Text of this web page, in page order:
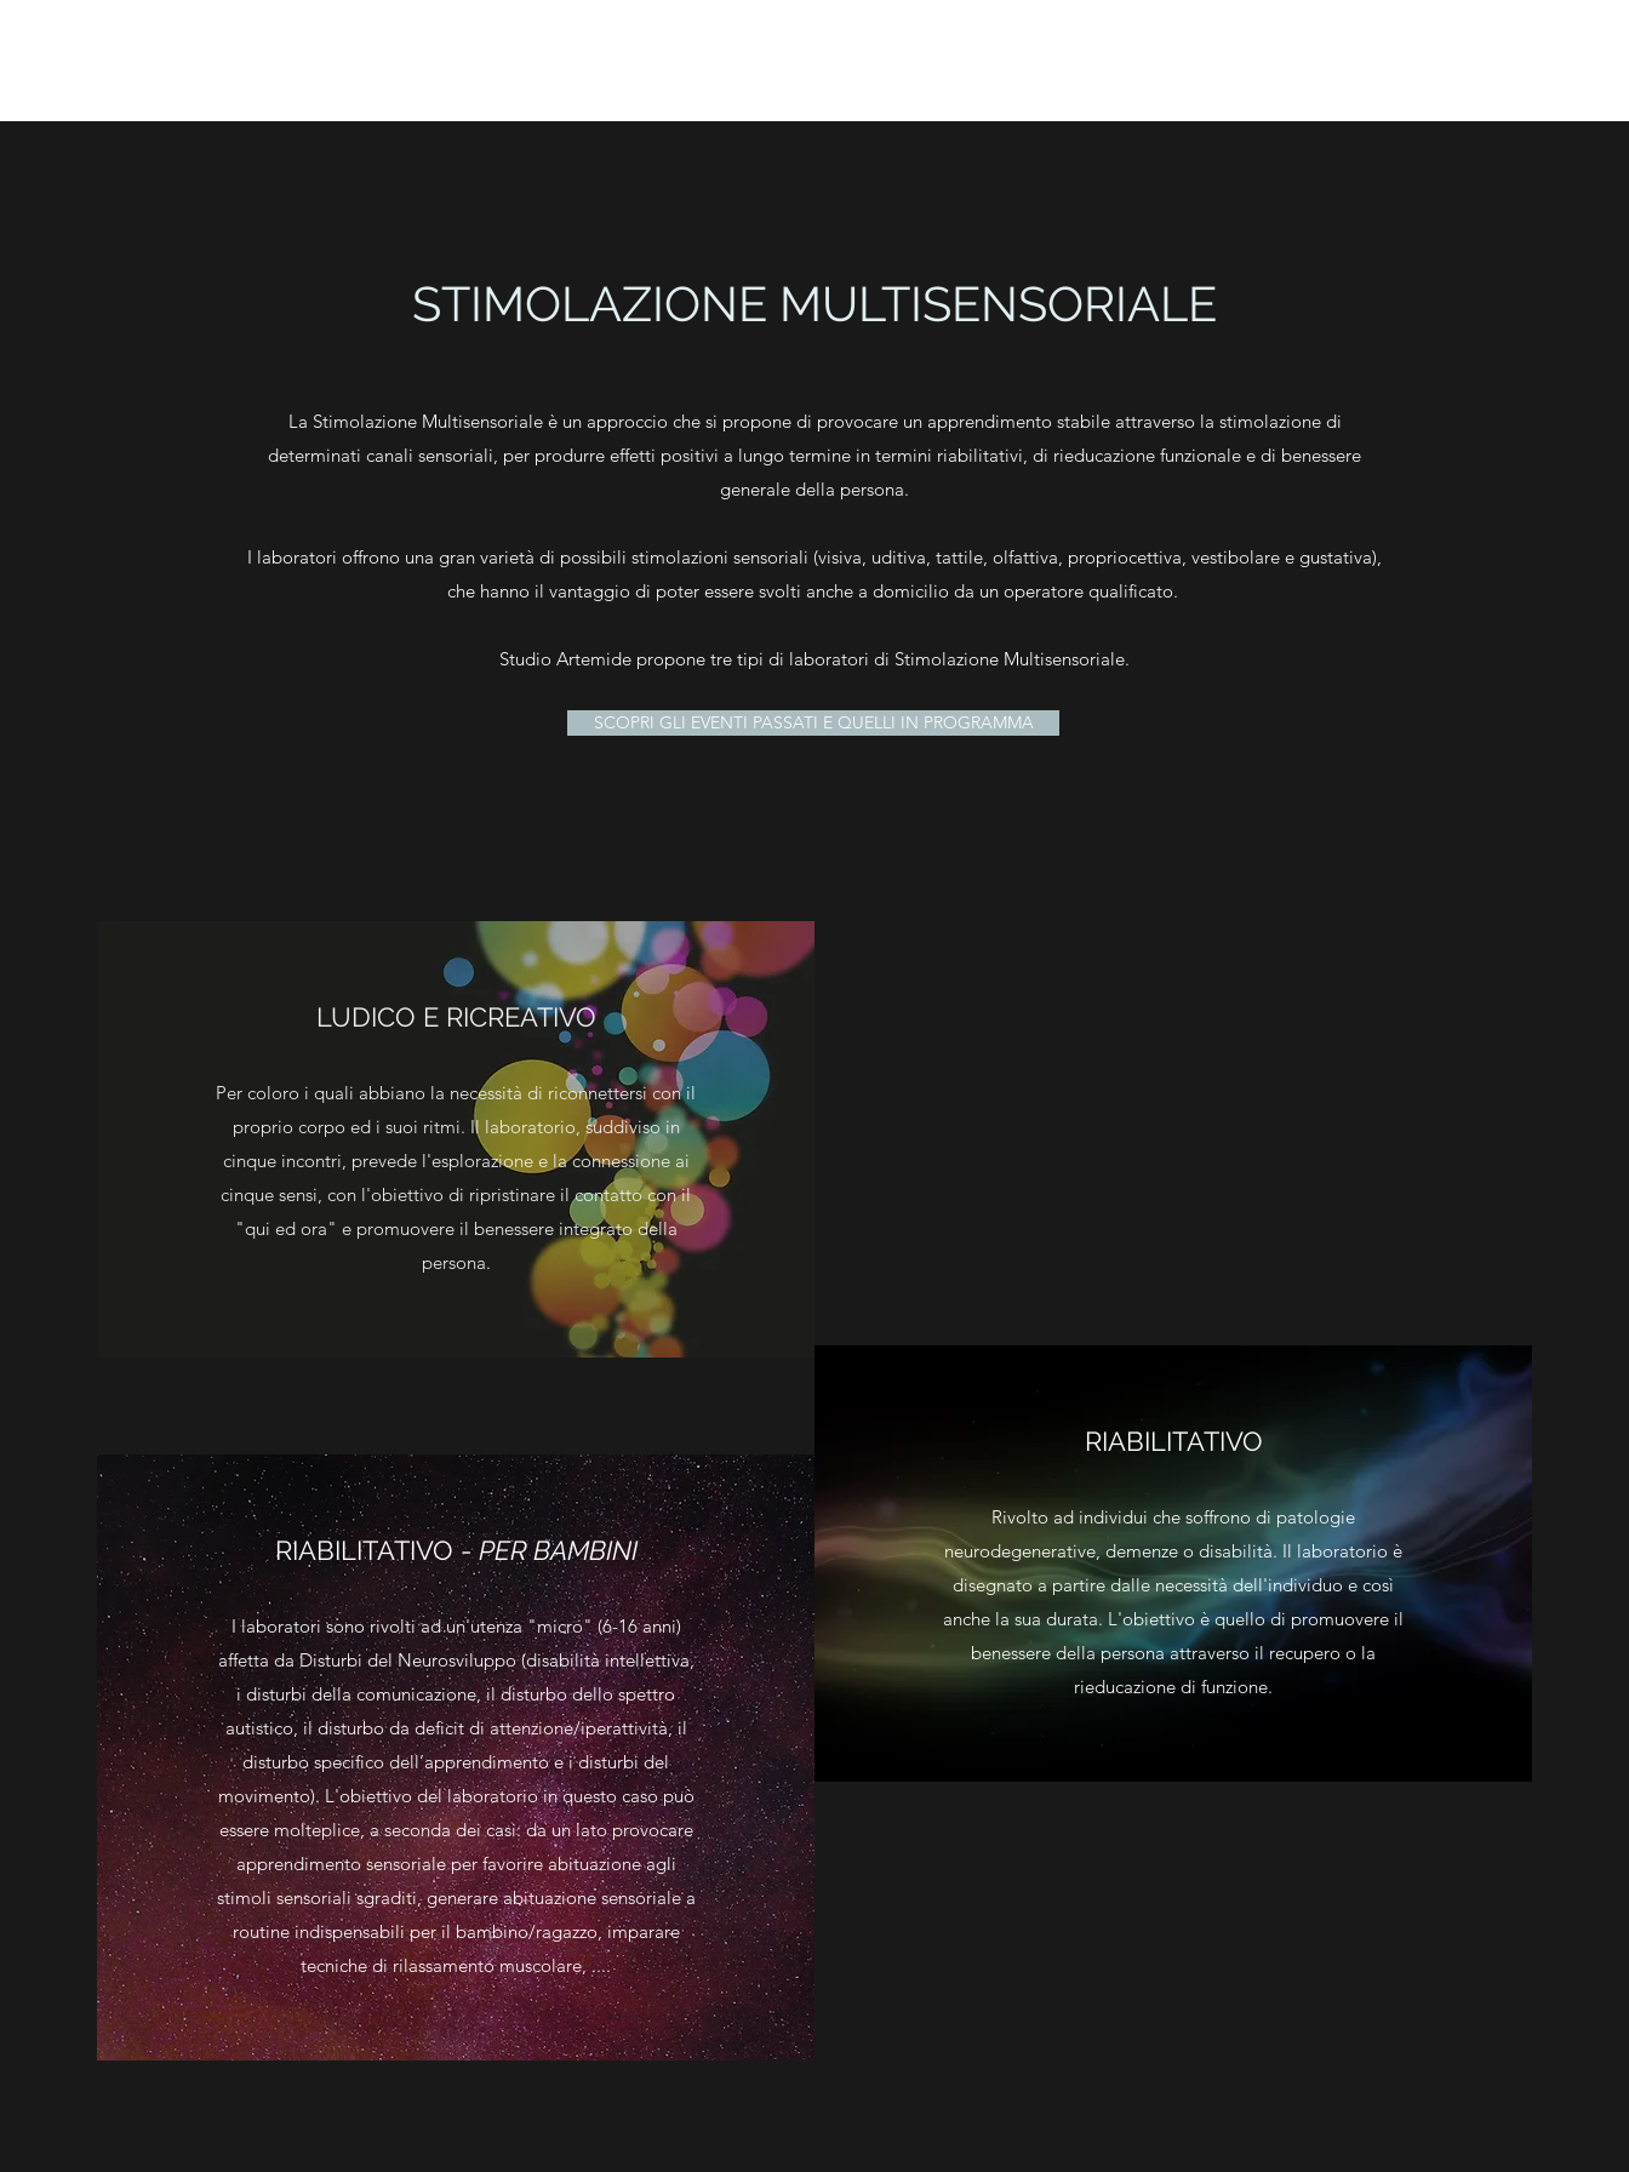
STIMOLAZIONE MULTISENSORIALE
La Stimolazione Multisensoriale è ​un approccio che si propone di provocare un apprendimento stabile attraverso la stimolazione di
determinati canali sensoriali, per produrre effetti positivi a lungo termine in termini riabilitativi, di rieducazione funzionale e di benessere
generale della persona.
I laboratori offrono una gran varietà di possibili stimolazioni sensoriali (visiva, uditiva, tattile, olfattiva, propriocettiva, vestibolare e gustativa),
che hanno il vantaggio di poter essere svolti anche a domicilio da un operatore qualificato. ​
Studio Artemide propone tre tipi di laboratori di Stimolazione Multisensoriale.
SCOPRI GLI EVENTI PASSATI E QUELLI IN PROGRAMMA
LUDICO E RICREATIVO
Per coloro i quali abbiano la necessità di riconnettersi con il
proprio corpo ed i suoi ritmi. Il laboratorio, suddiviso in
cinque incontri, prevede l'esplorazione e la connessione ai
cinque sensi, con l'obiettivo di ripristinare il contatto con il
"qui ed ora" e promuovere il benessere integrato della
persona.
RIABILITATIVO
Rivolto ad individui che soffrono di patologie
neurodegenerative, demenze o disabilità. Il laboratorio è
disegnato a partire dalle necessità dell'individuo e così
anche la sua durata. L'obiettivo è quello di promuovere il
benessere della persona attraverso il recupero o la
rieducazione di funzione.
RIABILITATIVO -PER BAMBINI
I laboratori sono rivolti ad un'utenza "micro" (6-16 anni)
affetta da Disturbi del Neurosviluppo (disabilità intellettiva,
i disturbi della comunicazione, il disturbo dello spettro
autistico, il disturbo da deficit di attenzione/iperattività, il
disturbo specifico dell’apprendimento e i disturbi del
movimento). L'obiettivo del laboratorio in questo caso può
essere molteplice, a seconda dei casi: da un lato provocare
apprendimento sensoriale per favorire abituazione agli
stimoli sensoriali sgraditi, generare abituazione sensoriale a
routine indispensabili per il bambino/ragazzo, imparare
tecniche di rilassamento muscolare, ....